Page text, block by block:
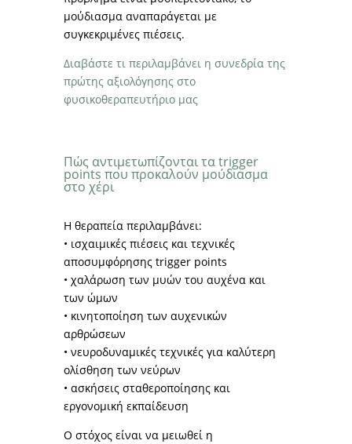
μούδιασμα αναπαράγεται με
συγκεκριμένες πιέσεις.
Διαβάστε τι περιλαμβάνει η συνεδρία της
πρώτης αξιολόγησης στο
φυσικοθεραπευτήριο μας
Πώς αντιμετωπίζονται τα trigger
points που προκαλούν μούδιασμα
στο χέρι
Η θεραπεία περιλαμβάνει:
• ισχαιμικές πιέσεις και τεχνικές
αποσυμφόρησης trigger points
• χαλάρωση των μυών του αυχένα και
των ώμων
• κινητοποίηση των αυχενικών
αρθρώσεων
• νευροδυναμικές τεχνικές για καλύτερη
ολίσθηση των νεύρων
• ασκήσεις σταθεροποίησης και
εργονομική εκπαίδευση
Ο στόχος είναι να μειωθεί η